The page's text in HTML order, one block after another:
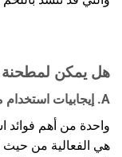
هل يمكن لمطحنة
A. إيجابيات استخدام مفرمة اللحم كحشوة للنقانق
واحدة من أهم فوائد
هي الفعالية من حيث